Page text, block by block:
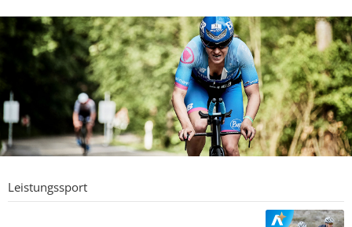
Leistungssport